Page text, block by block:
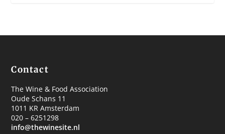
Contact
The Wine & Food Association
Oude Schans 11
1011 KR Amsterdam
020 – 6251298
info@thewinesite.nl